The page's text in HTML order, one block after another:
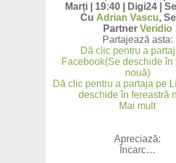
Marți | 19:40 | Digi24 |
Cu Adrian Vascu,
Partner Veridio
Partajează asta:
Dă clic pentru a
Facebook(Se deschide în
nouă)
Dă clic pentru a partaja pe
deschide în fereastră
Mai mult
Apreciază:
Încarc…